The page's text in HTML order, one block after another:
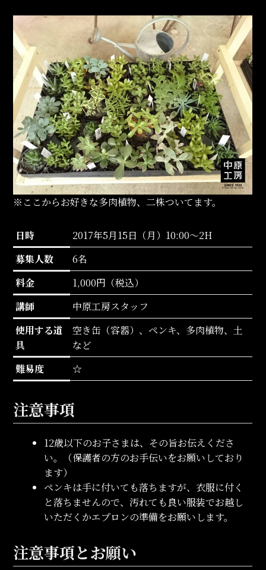
※ここからお好きな多肉植物、二株ついてます。
日時
2017年5月15日（月）10:00～2H
募集人数
6名
料金
1,000円（税込）
講師
中原工房スタッフ
使用する道
具
空き缶（容器）、ペンキ、多肉植物、土
など
難易度
☆
注意事項
12歳以下のお子さまは、その旨お伝えくださ
い。（保護者の方のお手伝いをお願いしており
ます）
ペンキは手に付いても落ちますが、衣服に付く
と落ちませんので、汚れても良い服装でお越し
いただくかエプロンの準備をお願いします。
注意事項とお願い